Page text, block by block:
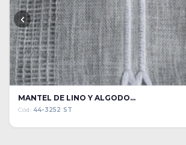
MANTEL DE LINO Y ALGODO...
Cód: 44-3252 ST